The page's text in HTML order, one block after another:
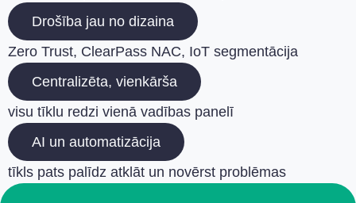
Drošība jau no dizaina
Zero Trust, ClearPass NAC, IoT segmentācija
Centralizēta, vienkārša
visu tīklu redzi vienā vadības panelī
AI un automatizācija
tīkls pats palīdz atklāt un novērst problēmas